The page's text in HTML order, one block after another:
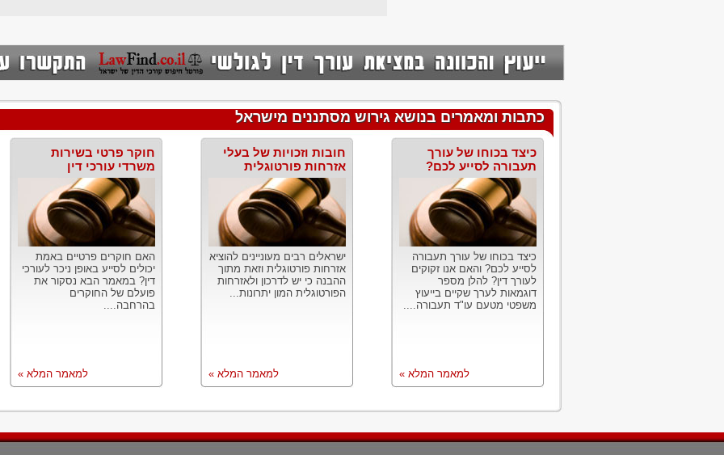
כתבות ומאמרים בנושא גירוש מסתננים מישראל
כיצד בכוחו של עורך
תעבורה לסייע לכם?
כיצד בכוחו של עורך תעבורה
לסייע לכם? והאם אנו זקוקים
לעורך דין? להלן מספר
דוגמאות לערך שקיים בייעוץ
משפטי מטעם עו"ד תעבורה....
למאמר המלא »
חובות וזכויות של בעלי
אזרחות פורטוגלית
ישראלים רבים מעוניינים להוציא
אזרחות פורטוגלית וזאת מתוך
ההבנה כי יש לדרכון ולאזרחות
הפורטוגלית המון יתרונות...
למאמר המלא »
חוקר פרטי בשירות
משרדי עורכי דין
האם חוקרים פרטיים באמת
יכולים לסייע באופן ניכר לעורכי
דין? במאמר הבא נסקור את
פועלם של החוקרים
בהרחבה....
למאמר המלא »